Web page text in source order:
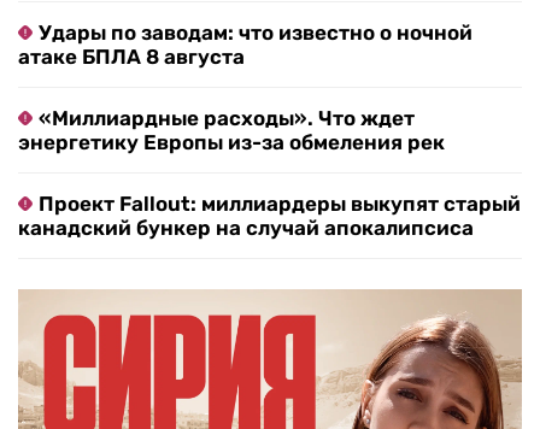
Удары по заводам: что известно о ночной
атаке БПЛА 8 августа
«Миллиардные расходы». Что ждет
энергетику Европы из-за обмеления рек
Проект Fallout: миллиардеры выкупят старый
канадский бункер на случай апокалипсиса